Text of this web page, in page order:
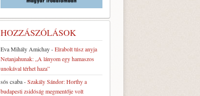
HOZZÁSZÓLÁSOK
Eva Mihály Amichay-Elrabolt túsz anyja
Netanjahunak: „A lányom egy hamaszos
unokával térhet haza”
sós csaba-Szakály Sándor: Horthy a
budapesti zsidóság megmentője volt